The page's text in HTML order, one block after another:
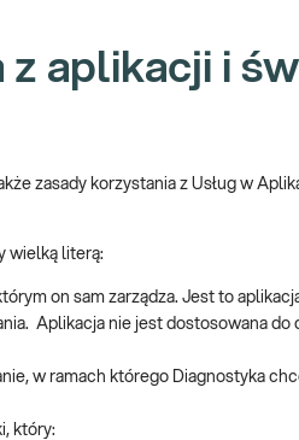
aplikacji i
zasady korzystania z Usług w
wielką literą:
on sam zarządza. Jest to
Aplikacja nie jest dostosowana
w ramach którego Diagnostyka
który: